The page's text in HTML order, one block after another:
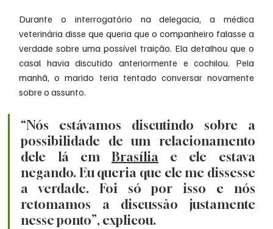
Durante o interrogatório na delegacia, a médica
veterinária disse que queria que o companheiro falasse a
verdade sobre uma possível traição. Ela detalhou que o
casal havia discutido anteriormente e cochilou. Pela
manhã, o marido teria tentado conversar novamente
sobre o assunto.
“Nós estávamos discutindo sobre a
possibilidade de um relacionamento
dele lá em Brasília e ele estava
negando. Eu queria que ele me dissesse
a verdade. Foi só por isso e nós
retomamos a discussão justamente
nesse ponto”, explicou.